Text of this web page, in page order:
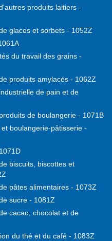
produits laitiers -
glaces et sorbets - 1052Z
du travail des grains -
produits amylacés - 1062Z
de pain et de
de boulangerie - 1071B
boulangerie-pâtisserie -
biscuits, biscottes et
pâtes alimentaires - 1073Z
sucre - 1081Z
cacao, chocolat et de
du thé et du café - 1083Z